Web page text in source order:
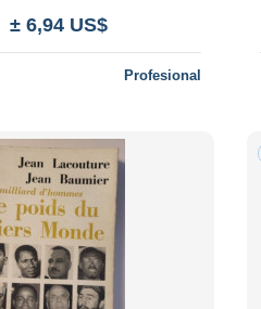
± 6,94 US$
Profesional